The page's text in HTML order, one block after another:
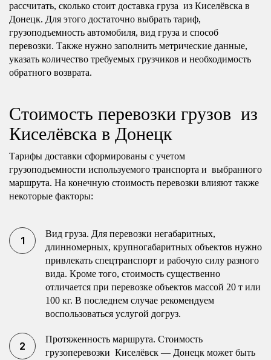
рассчитать, сколько стоит доставка груза из Киселёвска в
Донецк. Для этого достаточно выбрать тариф,
грузоподъемность автомобиля, вид груза и способ
перевозки. Также нужно заполнить метрические данные,
указать количество требуемых грузчиков и необходимость
обратного возврата.
Стоимость перевозки грузов из
Киселёвска в Донецк
Тарифы доставки сформированы с учетом
грузоподъемности используемого транспорта и выбранного
маршрута. На конечную стоимость перевозки влияют также
некоторые факторы:
Вид груза. Для перевозки негабаритных,
длинномерных, крупногабаритных объектов нужно
привлекать спецтранспорт и рабочую силу разного
вида. Кроме того, стоимость существенно
отличается при перевозке объектов массой 20 т или
100 кг. В последнем случае рекомендуем
воспользоваться услугой догруз.
Протяженность маршрута. Стоимость
грузоперевозки Киселёвск — Донецк может быть